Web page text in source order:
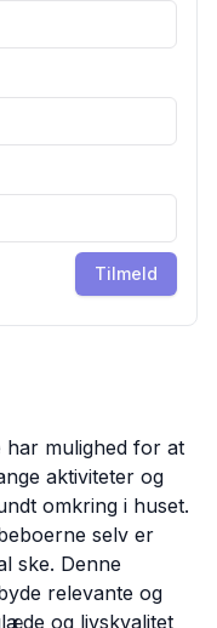
Tilmeld
har mulighed for at
aktiviteter og
omkring i huset.
selv er
ske. Denne
relevante og
og livskvalitet